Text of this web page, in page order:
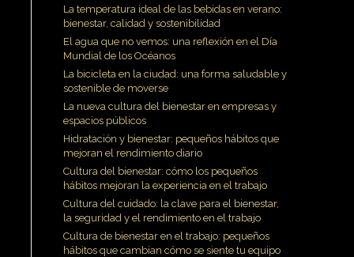
La temperatura ideal de las bebidas en verano:
bienestar, calidad y sostenibilidad
El agua que no vemos: una reflexión en el Día
Mundial de los Océanos
La bicicleta en la ciudad: una forma saludable y
sostenible de moverse
La nueva cultura del bienestar en empresas y
espacios públicos
Hidratación y bienestar: pequeños hábitos que
mejoran el rendimiento diario
Cultura del bienestar: cómo los pequeños
hábitos mejoran la experiencia en el trabajo
Cultura del cuidado: la clave para el bienestar,
la seguridad y el rendimiento en el trabajo
Cultura de bienestar en el trabajo: pequeños
hábitos que cambian cómo se siente tu equipo